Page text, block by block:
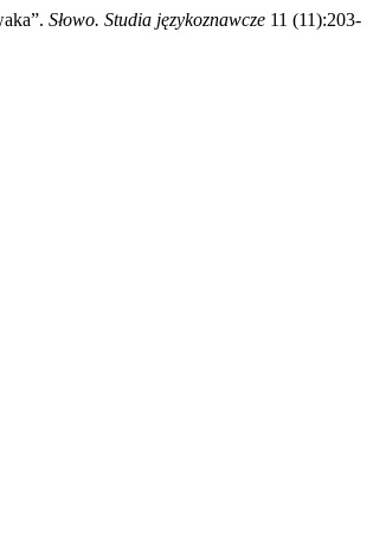
Słowo. Studia językoznawcze 11 (11):203-